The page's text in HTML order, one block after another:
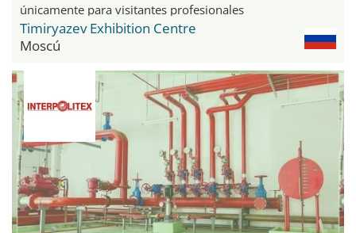
únicamente para visitantes profesionales
Timiryazev Exhibition Centre
Moscú